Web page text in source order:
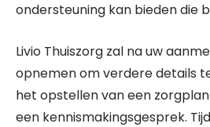
ondersteuning kan bieden die
Livio Thuiszorg zal na uw
opnemen om verdere details
het opstellen van een
een kennismakingsgesprek.